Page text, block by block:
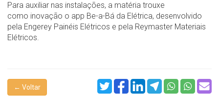
Para auxiliar nas instalações, a matéria trouxe
como inovação o app Be-a-Bá da Elétrica, desenvolvido
pela Engerey Painéis Elétricos e pela Reymaster Materiais
Elétricos.
← Voltar